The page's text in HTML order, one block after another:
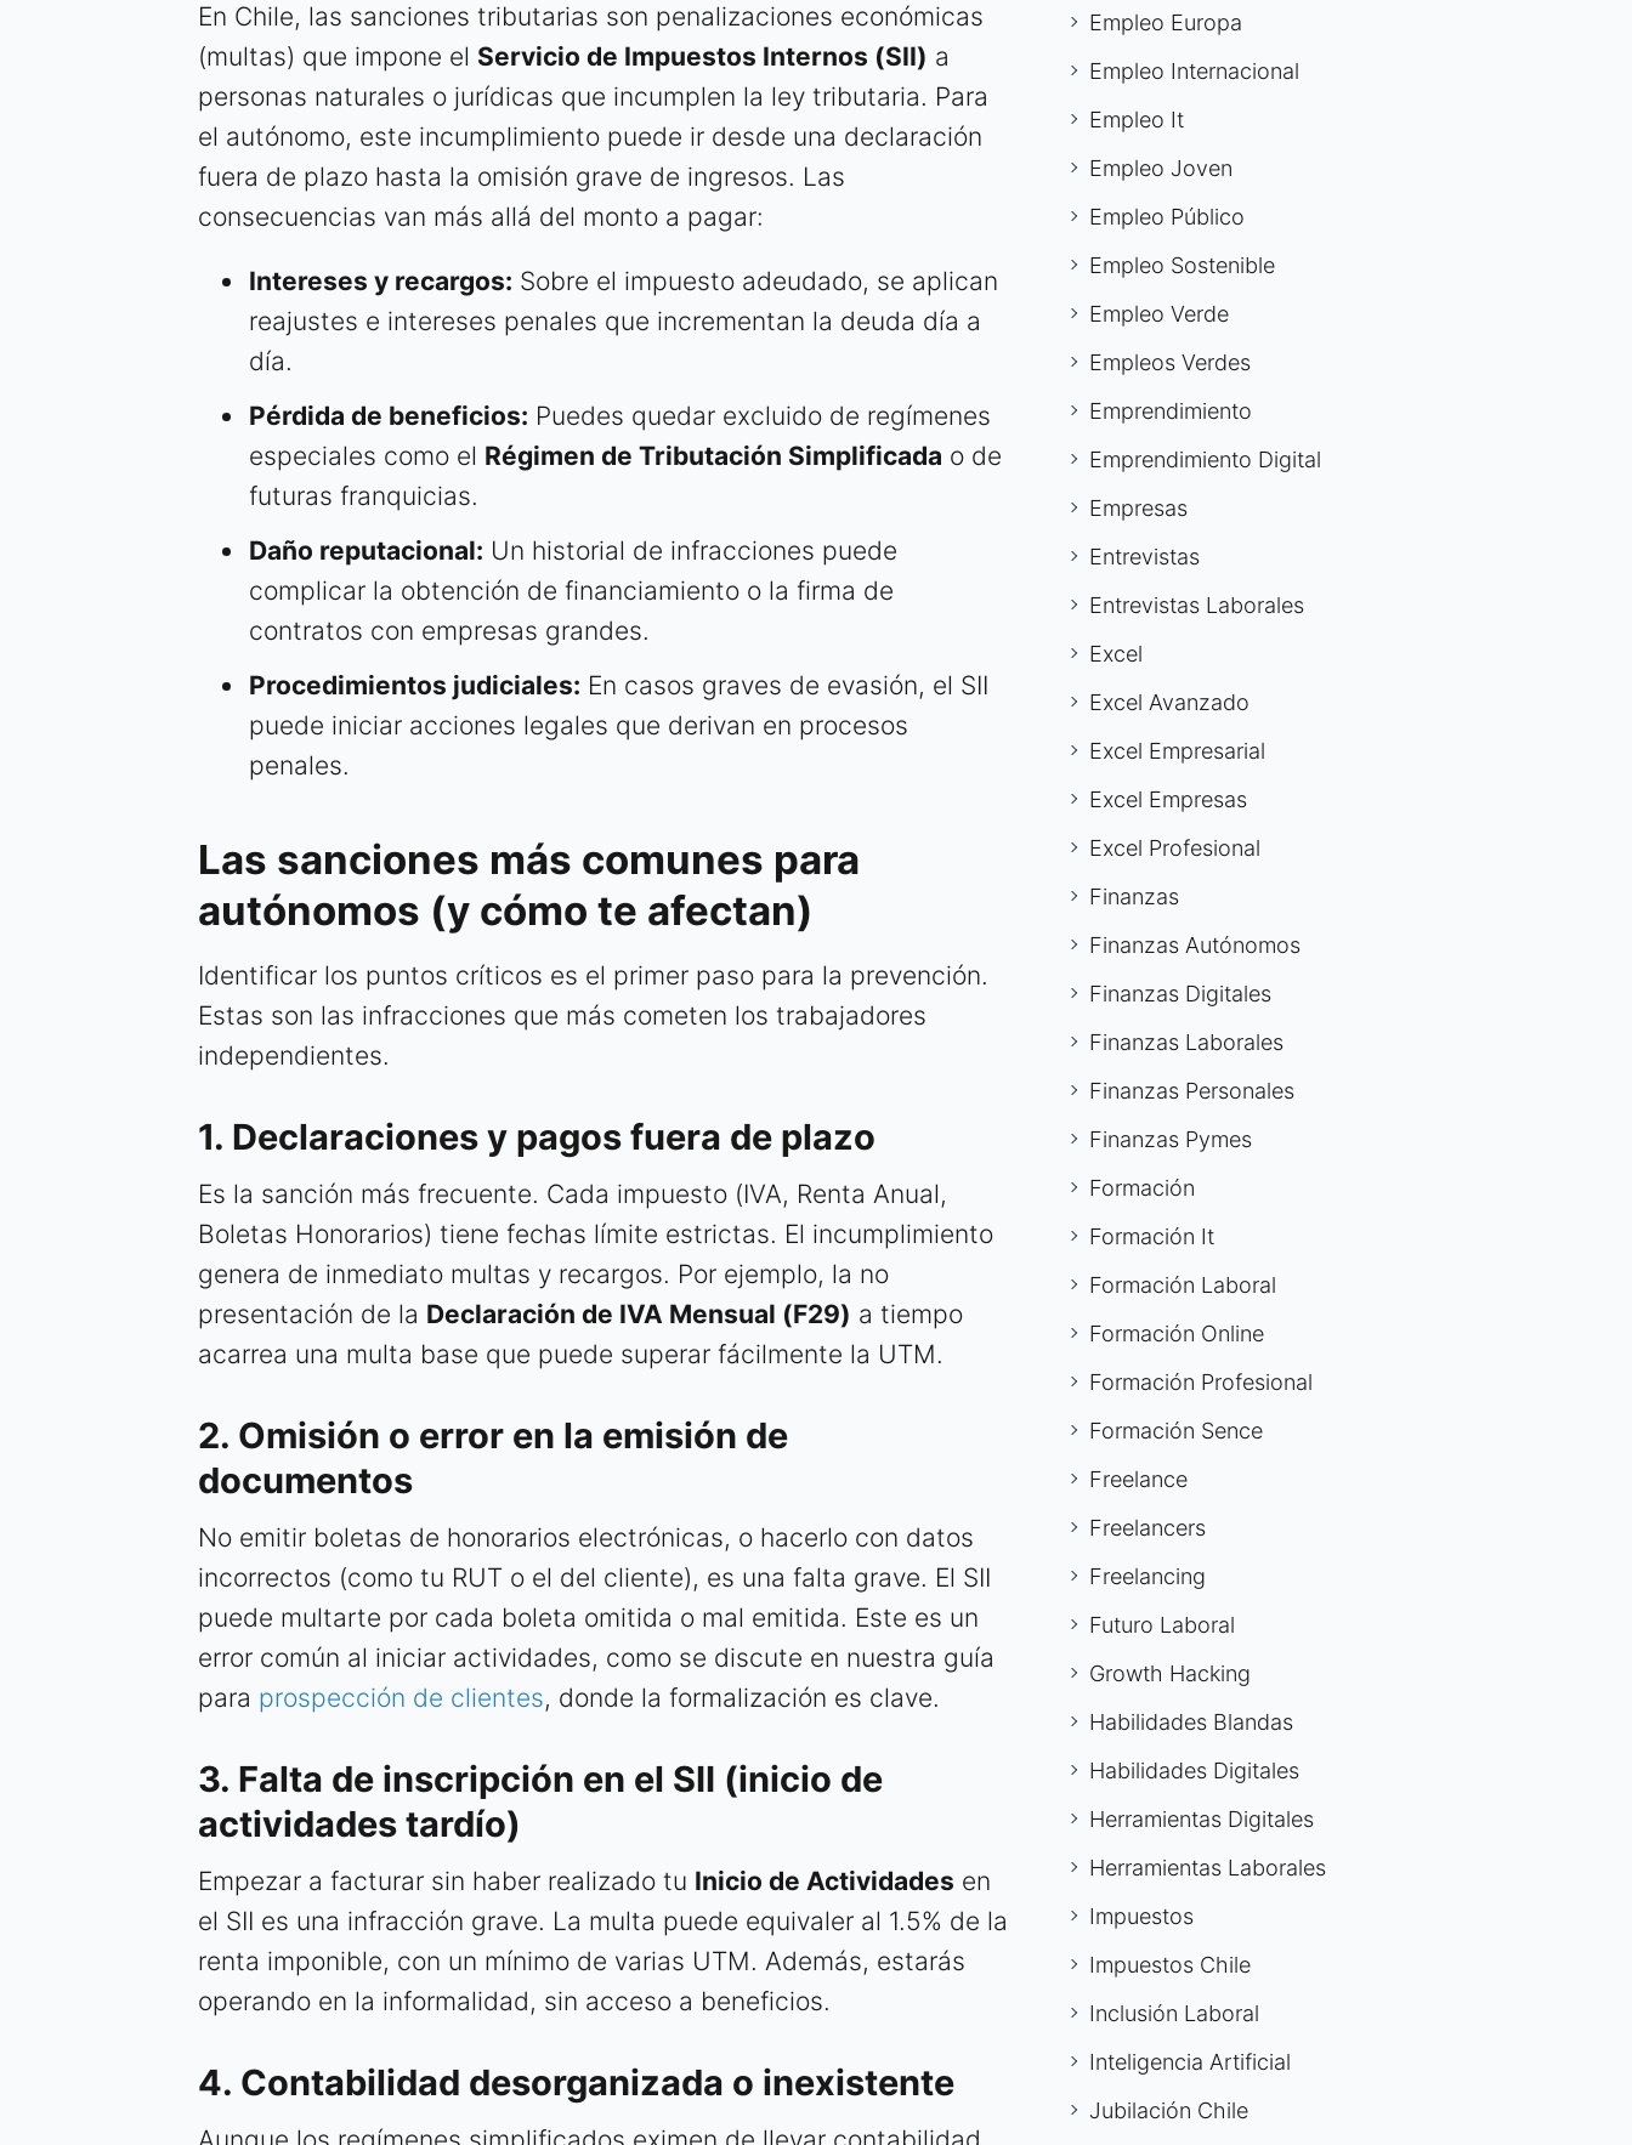
En Chile, las sanciones tributarias son penalizaciones económicas
(multas) que impone el Servicio de Impuestos Internos (SII) a
personas naturales o jurídicas que incumplen la ley tributaria. Para
el autónomo, este incumplimiento puede ir desde una declaración
fuera de plazo hasta la omisión grave de ingresos. Las
consecuencias van más allá del monto a pagar:
Intereses y recargos: Sobre el impuesto adeudado, se aplican
reajustes e intereses penales que incrementan la deuda día a
día.
Pérdida de beneficios: Puedes quedar excluido de regímenes
especiales como el Régimen de Tributación Simplificada o de
futuras franquicias.
Daño reputacional: Un historial de infracciones puede
complicar la obtención de financiamiento o la firma de
contratos con empresas grandes.
Procedimientos judiciales: En casos graves de evasión, el SII
puede iniciar acciones legales que derivan en procesos
penales.
Las sanciones más comunes para
autónomos (y cómo te afectan)
Identificar los puntos críticos es el primer paso para la prevención.
Estas son las infracciones que más cometen los trabajadores
independientes.
1. Declaraciones y pagos fuera de plazo
Es la sanción más frecuente. Cada impuesto (IVA, Renta Anual,
Boletas Honorarios) tiene fechas límite estrictas. El incumplimiento
genera de inmediato multas y recargos. Por ejemplo, la no
presentación de la Declaración de IVA Mensual (F29) a tiempo
acarrea una multa base que puede superar fácilmente la UTM.
2. Omisión o error en la emisión de
documentos
No emitir boletas de honorarios electrónicas, o hacerlo con datos
incorrectos (como tu RUT o el del cliente), es una falta grave. El SII
puede multarte por cada boleta omitida o mal emitida. Este es un
error común al iniciar actividades, como se discute en nuestra guía
para prospección de clientes, donde la formalización es clave.
3. Falta de inscripción en el SII (inicio de
actividades tardío)
Empezar a facturar sin haber realizado tu Inicio de Actividades en
el SII es una infracción grave. La multa puede equivaler al 1.5% de la
renta imponible, con un mínimo de varias UTM. Además, estarás
operando en la informalidad, sin acceso a beneficios.
4. Contabilidad desorganizada o inexistente
Empleo Europa
Empleo Internacional
Empleo It
Empleo Joven
Empleo Público
Empleo Sostenible
Empleo Verde
Empleos Verdes
Emprendimiento
Emprendimiento Digital
Empresas
Entrevistas
Entrevistas Laborales
Excel
Excel Avanzado
Excel Empresarial
Excel Empresas
Excel Profesional
Finanzas
Finanzas Autónomos
Finanzas Digitales
Finanzas Laborales
Finanzas Personales
Finanzas Pymes
Formación
Formación It
Formación Laboral
Formación Online
Formación Profesional
Formación Sence
Freelance
Freelancers
Freelancing
Futuro Laboral
Growth Hacking
Habilidades Blandas
Habilidades Digitales
Herramientas Digitales
Herramientas Laborales
Impuestos
Impuestos Chile
Inclusión Laboral
Inteligencia Artificial
Jubilación Chile